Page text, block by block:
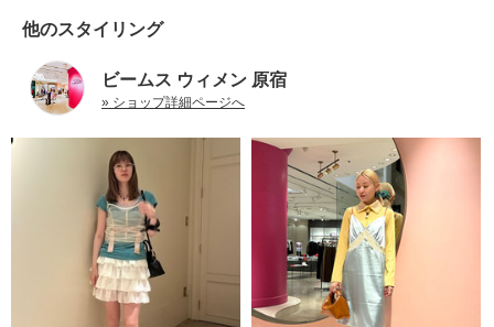
他のスタイリング
ビームス ウィメン 原宿
» ショップ詳細ページへ